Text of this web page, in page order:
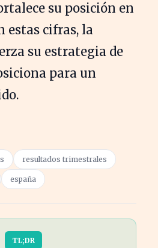
su posición en
estas cifras, la
su estrategia de
para un
resultados trimestrales
españa
TL;DR